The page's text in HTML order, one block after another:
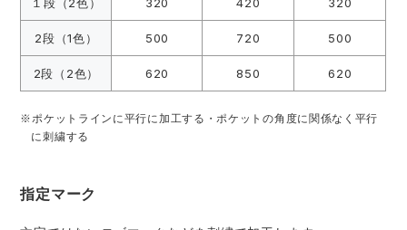
2段（1色） 500 720 500
2段（2色） 620 850 620
※ポケットラインに平行に加工する・ポケットの角度に関係なく平行
に刺繍する
指定マーク